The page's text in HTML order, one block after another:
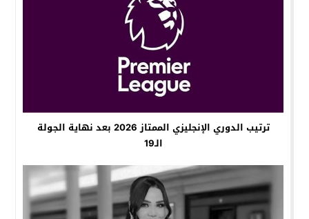
ترتيب الدوري الإنجليزي الممتاز 2026 بعد نهاية الجولة
الـ19